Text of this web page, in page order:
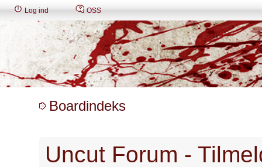
Log ind OSS
Boardindeks
Uncut Forum -